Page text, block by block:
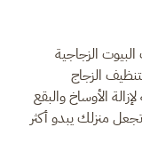
الزجاجية
الزجاج
الأوساخ والبقع
منزلك يبدو أكثر